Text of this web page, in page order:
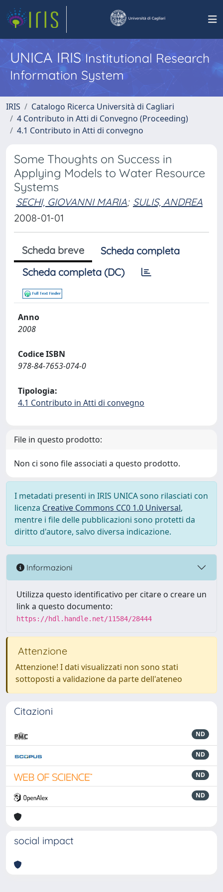
UNICA IRISInstitutional Research
Information System
IRIS
Catalogo Ricerca Università di Cagliari
4 Contributo in Atti di Convegno (Proceeding)
4.1 Contributo in Atti di convegno
Some Thoughts on Success in
Applying Models to Water Resource
Systems
SECHI, GIOVANNI MARIA; SULIS, ANDREA
2008-01-01
Scheda breve
Scheda completa
Scheda completa (DC)
Anno
2008
Codice ISBN
978-84-7653-074-0
Tipologia:
4.1 Contributo in Atti di convegno
File in questo prodotto:
Non ci sono file associati a questo prodotto.
I metadati presenti in IRIS UNICA sono rilasciati con
licenza Creative Commons CC0 1.0 Universal,
mentre i file delle pubblicazioni sono protetti da
diritto d'autore, salvo diversa indicazione.
Informazioni
Utilizza questo identificativo per citare o creare un
link a questo documento:
https://hdl.handle.net/11584/28444
Attenzione
Attenzione! I dati visualizzati non sono stati
sottoposti a validazione da parte dell'ateneo
Citazioni
ND
ND
ND
ND
social impact